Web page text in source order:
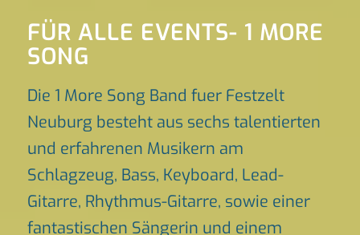
FÜR ALLE EVENTS- 1 MORE
SONG
Die 1 More Song Band fuer Festzelt
Neuburg besteht aus sechs talentierten
und erfahrenen Musikern am
Schlagzeug, Bass, Keyboard, Lead-
Gitarre, Rhythmus-Gitarre, sowie einer
fantastischen Sängerin und einem